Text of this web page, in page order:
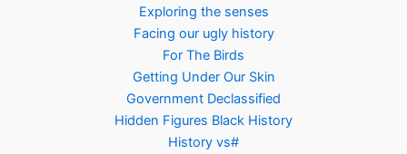
Exploring the senses
Facing our ugly history
For The Birds
Getting Under Our Skin
Government Declassified
Hidden Figures Black History
History vs#